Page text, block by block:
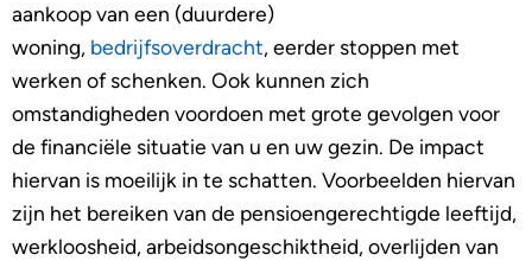
aankoop van een (duurdere)
woning, bedrijfsoverdracht, eerder stoppen met
werken of schenken. Ook kunnen zich
omstandigheden voordoen met grote gevolgen voor
de financiële situatie van u en uw gezin. De impact
hiervan is moeilijk in te schatten. Voorbeelden hiervan
zijn het bereiken van de pensioengerechtigde leeftijd,
werkloosheid, arbeidsongeschiktheid, overlijden van